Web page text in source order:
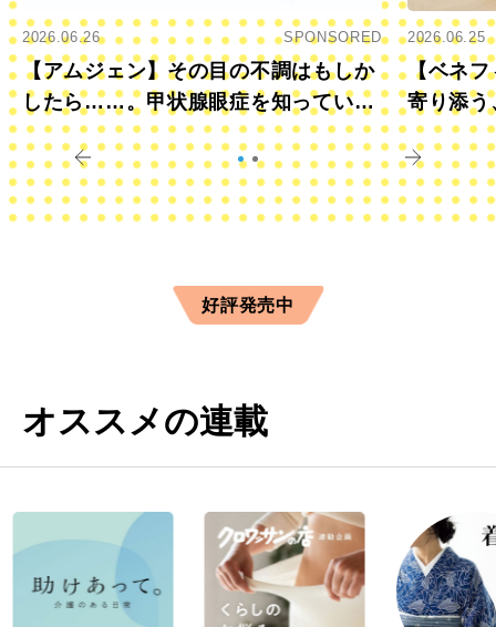
2026.06.26 SPONSORED
【アムジェン】その目の不調はもしか
したら……。甲状腺眼症を知っていま
すか？
2026.06.25
【ベネフ
寄り添う
きに
好評発売中
オススメの連載